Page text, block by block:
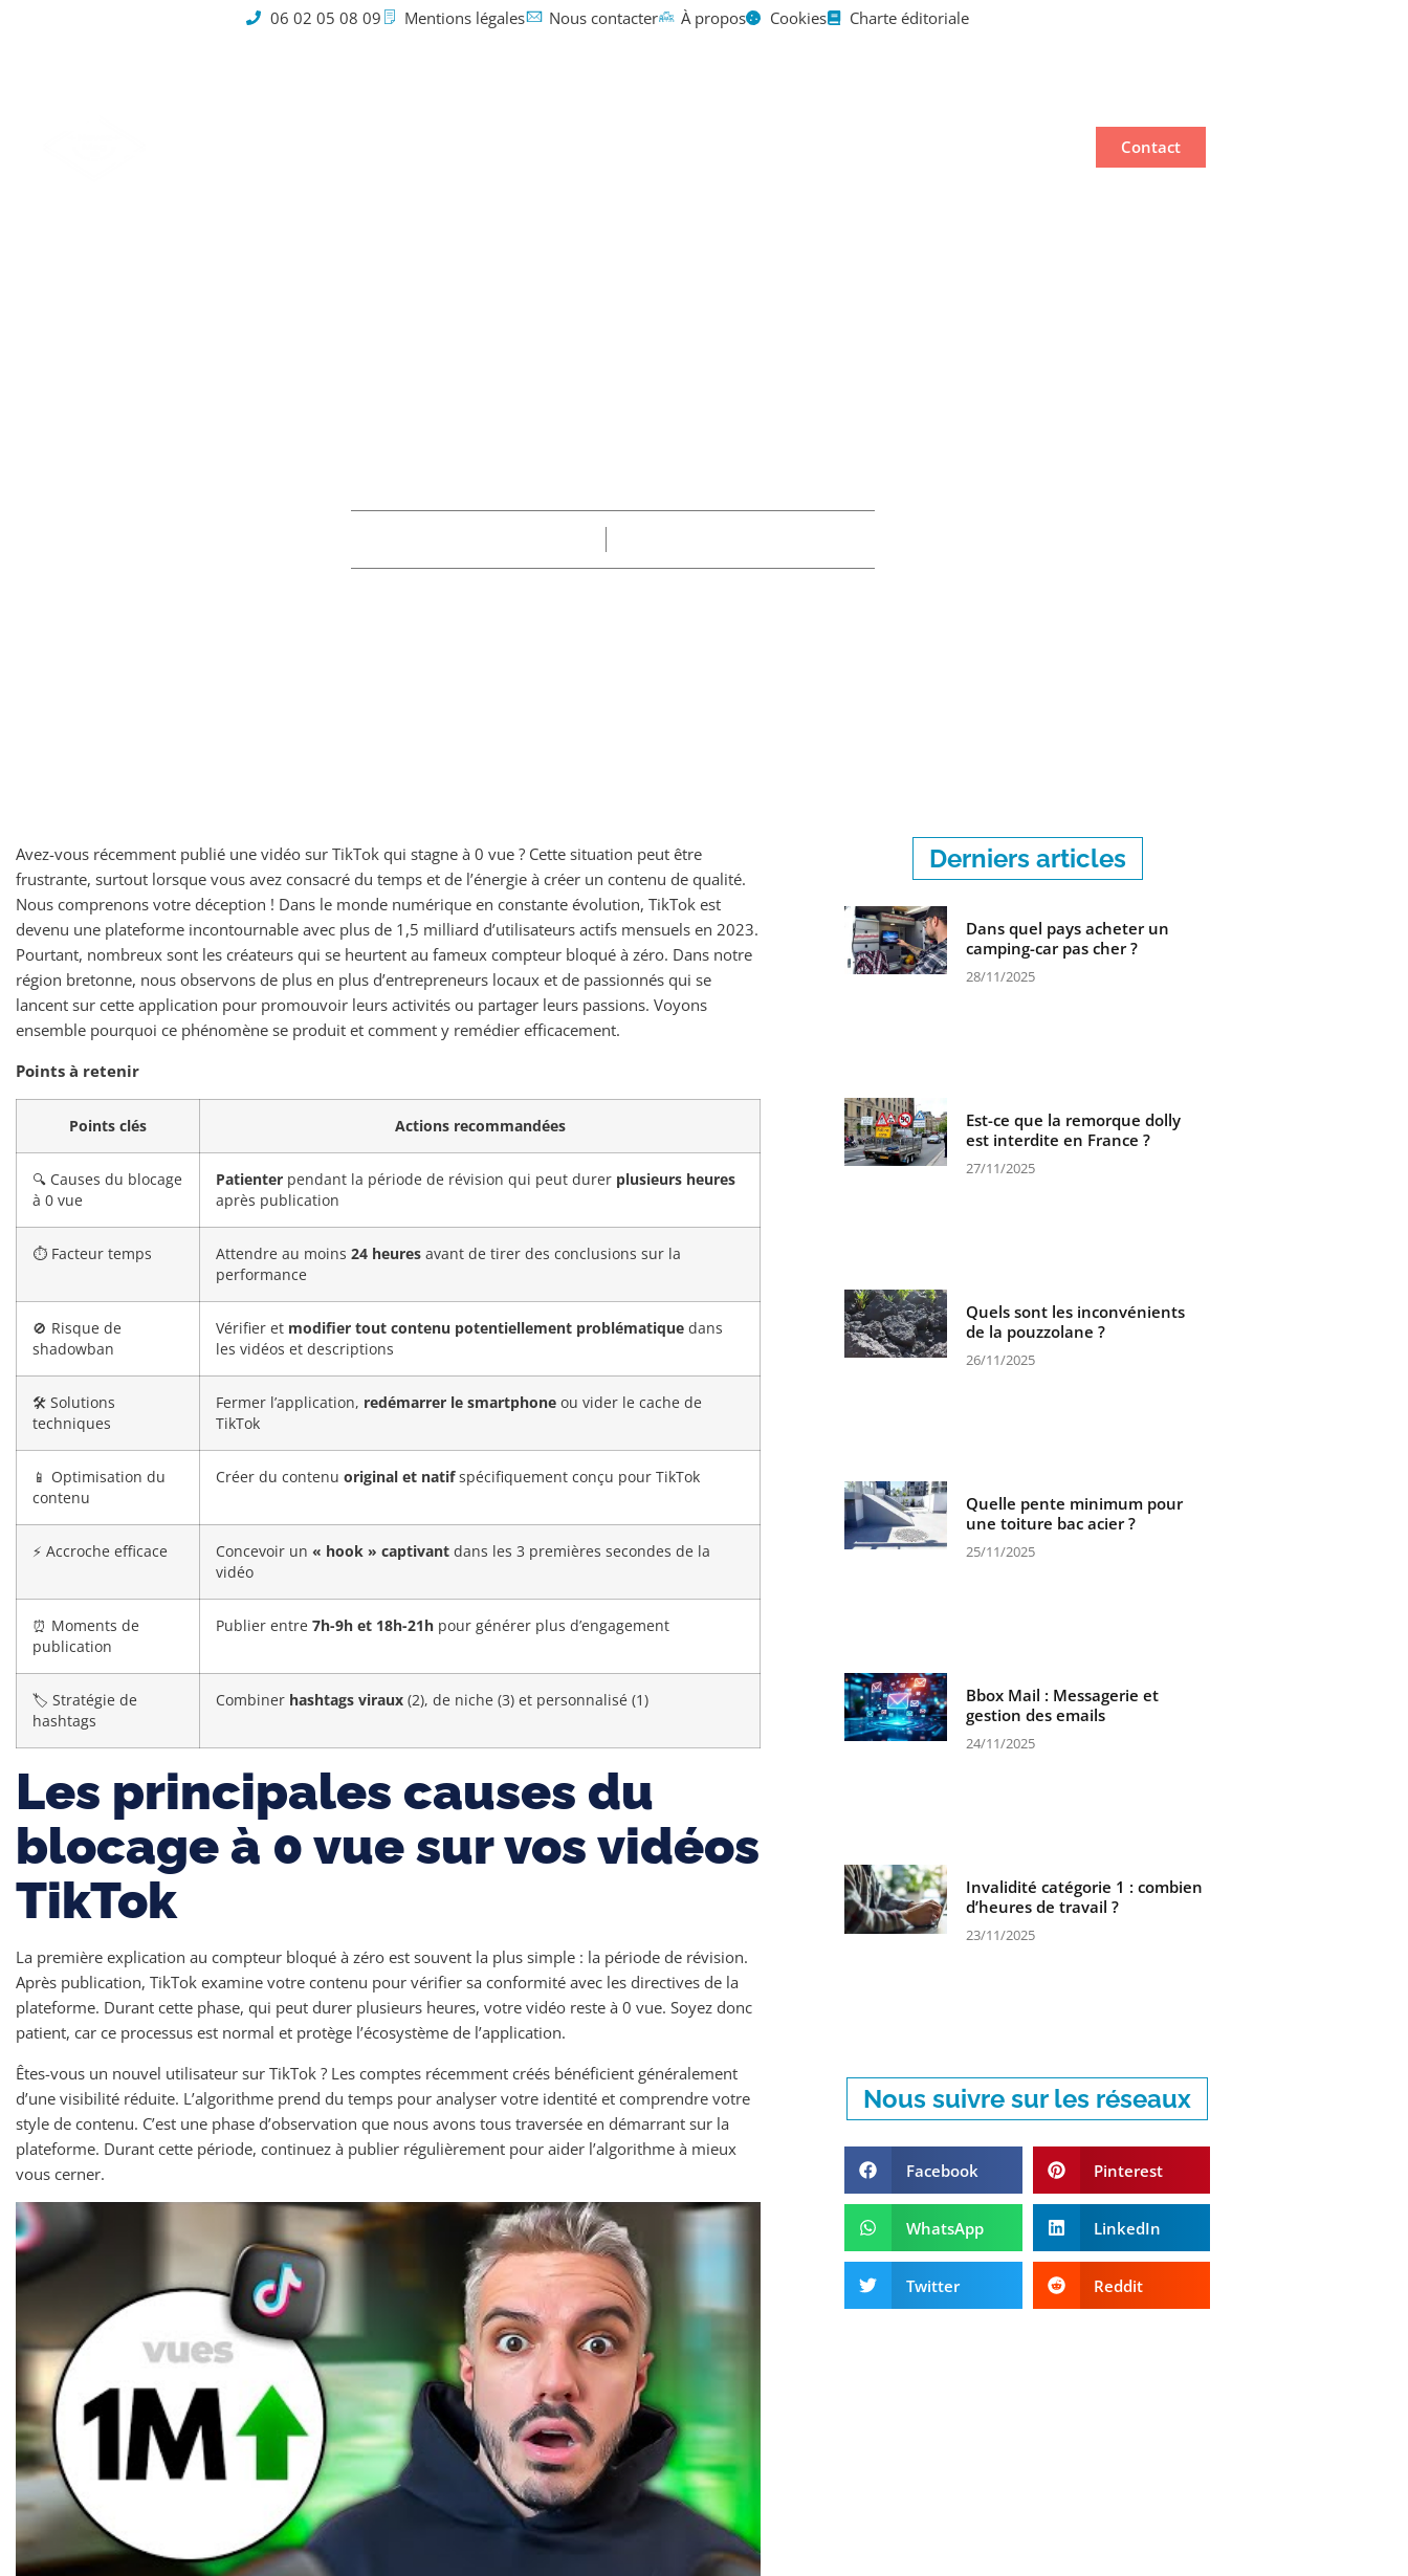
06 02 05 08 09 Mentions légales Nous contacter À propos Cookies Charte éditoriale
Contact
Avez-vous récemment publié une vidéo sur TikTok qui stagne à 0 vue ? Cette situation peut être
frustrante, surtout lorsque vous avez consacré du temps et de l’énergie à créer un contenu de qualité.
Nous comprenons votre déception ! Dans le monde numérique en constante évolution, TikTok est
devenu une plateforme incontournable avec plus de 1,5 milliard d’utilisateurs actifs mensuels en 2023.
Pourtant, nombreux sont les créateurs qui se heurtent au fameux compteur bloqué à zéro. Dans notre
région bretonne, nous observons de plus en plus d’entrepreneurs locaux et de passionnés qui se
lancent sur cette application pour promouvoir leurs activités ou partager leurs passions. Voyons
ensemble pourquoi ce phénomène se produit et comment y remédier efficacement.
Points à retenir
Points clés Actions recommandées
🔍 Causes du blocage
à 0 vue
Patienter pendant la période de révision qui peut durer plusieurs heures
après publication
⏱️ Facteur temps Attendre au moins 24 heures avant de tirer des conclusions sur la
performance
🚫 Risque de
shadowban
Vérifier et modifier tout contenu potentiellement problématique dans
les vidéos et descriptions
🛠️ Solutions
techniques
Fermer l’application, redémarrer le smartphone ou vider le cache de
TikTok
📱 Optimisation du
contenu
Créer du contenu original et natifspécifiquement conçu pour TikTok
⚡ Accroche efficace Concevoir un « hook » captivant dans les 3 premières secondes de la
vidéo
⏰ Moments de
publication
Publier entre 7h-9h et 18h-21h pour générer plus d’engagement
🏷️ Stratégie de
hashtags
Combiner hashtags viraux (2), de niche (3) et personnalisé (1)
Les principales causes du
blocage à 0 vue sur vos vidéos
TikTok
La première explication au compteur bloqué à zéro est souvent la plus simple : la période de révision.
Après publication, TikTok examine votre contenu pour vérifier sa conformité avec les directives de la
plateforme. Durant cette phase, qui peut durer plusieurs heures, votre vidéo reste à 0 vue. Soyez donc
patient, car ce processus est normal et protège l’écosystème de l’application.
Êtes-vous un nouvel utilisateur sur TikTok ? Les comptes récemment créés bénéficient généralement
d’une visibilité réduite. L’algorithme prend du temps pour analyser votre identité et comprendre votre
style de contenu. C’est une phase d’observation que nous avons tous traversée en démarrant sur la
plateforme. Durant cette période, continuez à publier régulièrement pour aider l’algorithme à mieux
vous cerner.
Derniers articles
Dans quel pays acheter un
camping-car pas cher ?
28/11/2025
Est-ce que la remorque dolly
est interdite en France ?
27/11/2025
Quels sont les inconvénients
de la pouzzolane ?
26/11/2025
Quelle pente minimum pour
une toiture bac acier ?
25/11/2025
Bbox Mail : Messagerie et
gestion des emails
24/11/2025
Invalidité catégorie 1 : combien
d’heures de travail ?
23/11/2025
Nous suivre sur les réseaux
Facebook Pinterest
WhatsApp LinkedIn
Twitter Reddit